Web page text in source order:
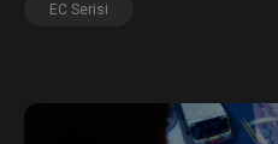
EC Serisi